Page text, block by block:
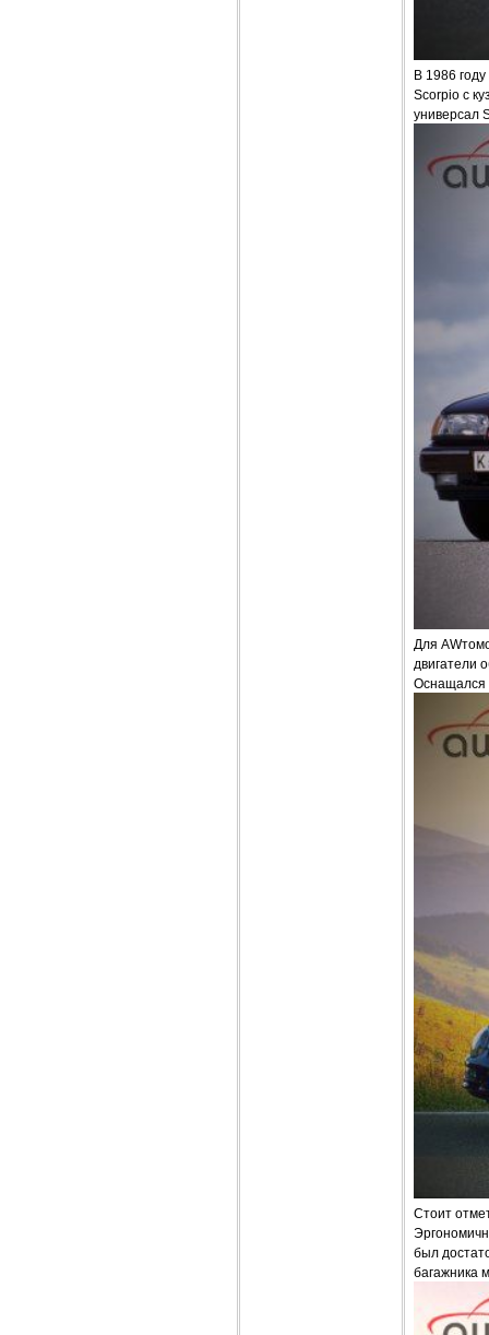
В 1986
Scorpio с
универсал
Для
двигатели
Оснащался
Стоит
был
багажника